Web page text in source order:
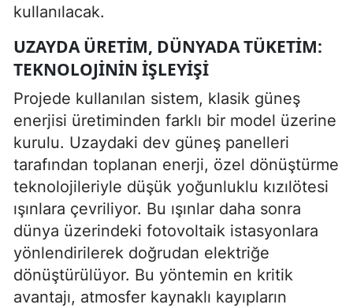
kullanılacak.
UZAYDA ÜRETIM, DÜNYADA TÜKETIM:
TEKNOLOJININ IŞLEYIŞI
Projede kullanılan sistem, klasik güneş
enerjisi üretiminden farklı bir model üzerine
kurulu. Uzaydaki dev güneş panelleri
tarafından toplanan enerji, özel dönüştürme
teknolojileriyle düşük yoğunluklu kızılötesi
ışınlara çevriliyor. Bu ışınlar daha sonra
dünya üzerindeki fotovoltaik istasyonlara
yönlendirilerek doğrudan elektriğe
dönüştürülüyor. Bu yöntemin en kritik
avantajı, atmosfer kaynaklı kayıpların